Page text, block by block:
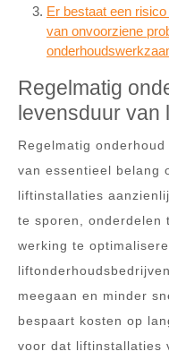
Er bestaat een
van onvoorziene
Regelmatig
levensduur van
Regelmatig
van essentieel belang
liftinstallaties
te sporen, onderdelen
werking te
meegaan en minder
bespaart kosten op
voor dat liftinstallaties